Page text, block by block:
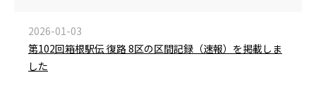
2026-01-03
第102回箱根駅伝 復路 8区の区間記録（速報）を掲載しま
した